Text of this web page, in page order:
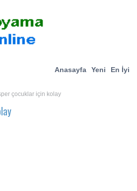
Anasayfa Yeni En İyi
çocuklar için kolay